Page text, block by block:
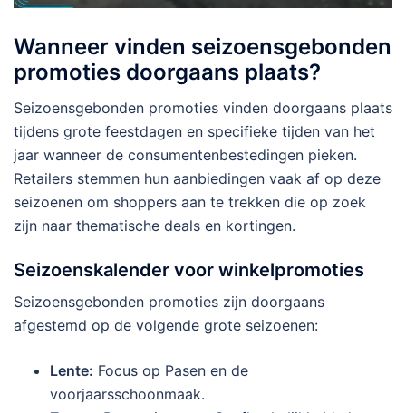
Wanneer vinden seizoensgebonden
promoties doorgaans plaats?
Seizoensgebonden promoties vinden doorgaans plaats
tijdens grote feestdagen en specifieke tijden van het
jaar wanneer de consumentenbestedingen pieken.
Retailers stemmen hun aanbiedingen vaak af op deze
seizoenen om shoppers aan te trekken die op zoek
zijn naar thematische deals en kortingen.
Seizoenskalender voor winkelpromoties
Seizoensgebonden promoties zijn doorgaans
afgestemd op de volgende grote seizoenen:
Lente: Focus op Pasen en de
voorjaarsschoonmaak.